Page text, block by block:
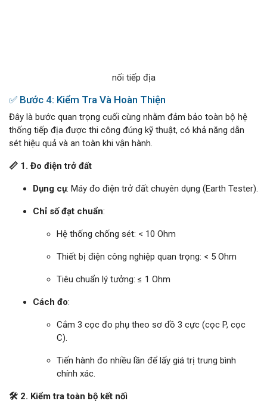
nối tiếp địa
✅ Bước 4: Kiểm Tra Và Hoàn Thiện
Đây là bước quan trọng cuối cùng nhằm đảm bảo toàn bộ hệ
thống tiếp địa được thi công đúng kỹ thuật, có khả năng dẫn
sét hiệu quả và an toàn khi vận hành.
📏 1. Đo điện trở đất
Dụng cụ: Máy đo điện trở đất chuyên dụng (Earth Tester).
Chỉ số đạt chuẩn:
Hệ thống chống sét: < 10 Ohm
Thiết bị điện công nghiệp quan trọng: < 5 Ohm
Tiêu chuẩn lý tưởng: ≤ 1 Ohm
Cách đo:
Cắm 3 cọc đo phụ theo sơ đồ 3 cực (cọc P, cọc
C).
Tiến hành đo nhiều lần để lấy giá trị trung bình
chính xác.
🛠️ 2. Kiểm tra toàn bộ kết nối